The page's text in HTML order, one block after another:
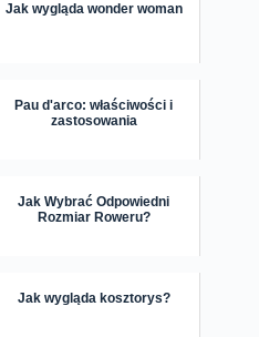
Jak wygląda wonder woman
Pau d'arco: właściwości i
zastosowania
Jak Wybrać Odpowiedni
Rozmiar Roweru?
Jak wygląda kosztorys?